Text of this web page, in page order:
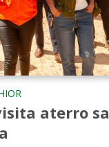
aterro